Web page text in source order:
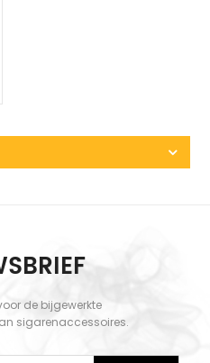
de bijgewerkte
sigarenaccessoires.